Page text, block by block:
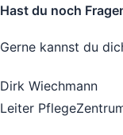
Hast du noch
Gerne kannst du
Dirk Wiechmann
Leiter Pflege